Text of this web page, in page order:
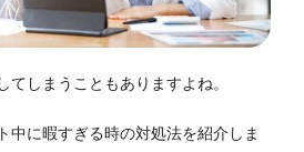
てしまうこともありますよね。
中に暇すぎる時の対処法を紹介しま